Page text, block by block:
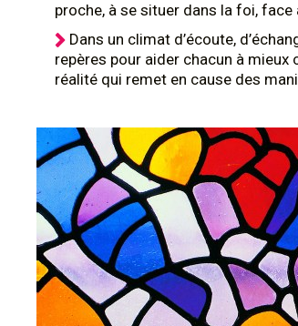
proche, à se situer dans la foi, face
Dans un climat d’écoute,
repères pour aider chacun à
réalité qui remet en cause des